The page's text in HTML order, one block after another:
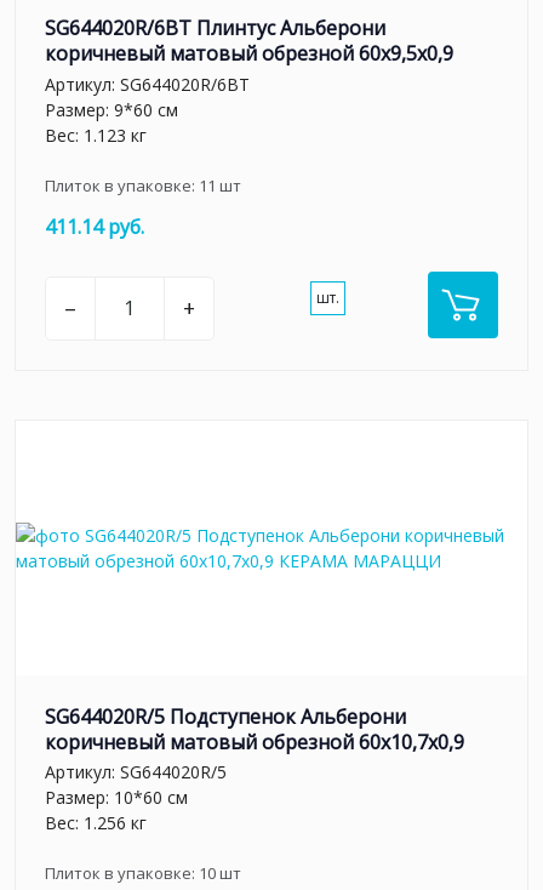
SG644020R/6BT Плинтус Альберони
коричневый матовый обрезной 60x9,5x0,9
Артикул: SG644020R/6BT
Размер: 9*60 см
Вес: 1.123 кг
Плиток в упаковке: 11 шт
411.14 руб.
– + шт.
SG644020R/5 Подступенок Альберони
коричневый матовый обрезной 60x10,7x0,9
Артикул: SG644020R/5
Размер: 10*60 см
Вес: 1.256 кг
Плиток в упаковке: 10шт